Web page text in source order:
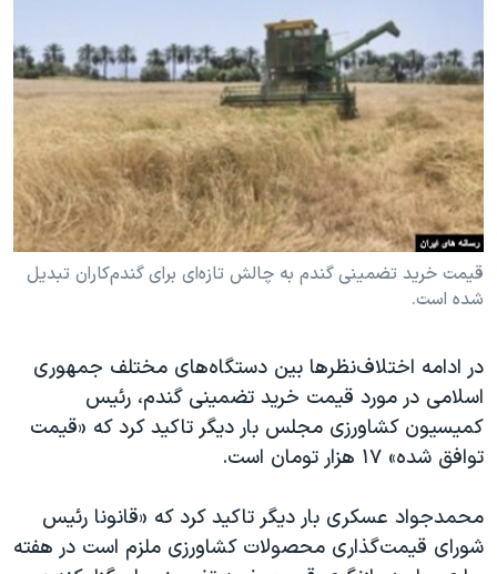
فرهنگ و زندگی
حقوق شهروندی
اقتصادی
علم و فناوری
اسرائیل در جنگ
گالری عکس
انتخابات ریاست جمهوری آمریکا ۲۰۲۴
حمله جمهوری اسلامی به اسرائیل
رمز مهسا
ورزش زنان در ایران
اعتراضات زن، زندگی، آزادی
مجموعه مستندهای دادخواهی
تریبونال مردمی آبان ۹۸
چهل سال گروگان‌گیری
قانون شفافیت دارائی کادر رهبری ایران
اعتراضات مردمی آبان ۹۸
نرگس محمدی برنده جایزه نوبل صلح
زبانهای مختلف
قیمت خرید تضمینی گندم به چالش تازه‌ای برای گندم‌کاران تبدیل
شده است.
در ادامه‌ اختلاف‌نظرها بین دستگاه‌های مختلف جمهوری
اسلامی در مورد قیمت خرید تضمینی گندم، رئیس
کمیسیون کشاورزی مجلس بار دیگر تاکید کرد که «قیمت
توافق شده» ۱۷ هزار تومان است.
محمدجواد عسکری بار دیگر تاکید کرد که «قانونا رئیس
شورای قیمت‌گذاری محصولات کشاورزی ملزم است در هفته